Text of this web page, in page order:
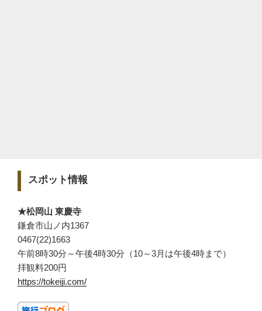
スポット情報
★松岡山 東慶寺
鎌倉市山ノ内1367
0467(22)1663
午前8時30分～午後4時30分（10～3月は午後4時まで）
拝観料200円
https://tokeiji.com/